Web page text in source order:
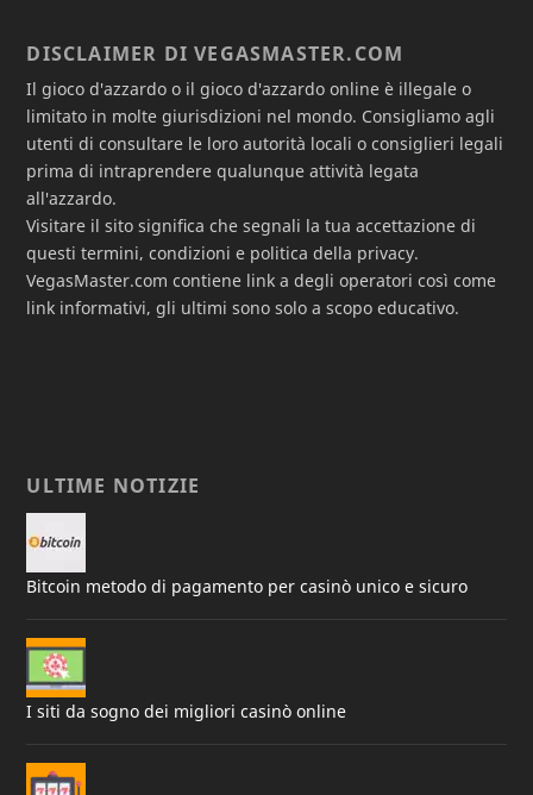
DISCLAIMER DI VEGASMASTER.COM
Il gioco d'azzardo o il gioco d'azzardo online è illegale o
limitato in molte giurisdizioni nel mondo. Consigliamo agli
utenti di consultare le loro autorità locali o consiglieri legali
prima di intraprendere qualunque attività legata
all'azzardo.
Visitare il sito significa che segnali la tua accettazione di
questi termini, condizioni e politica della privacy.
VegasMaster.com contiene link a degli operatori così come
link informativi, gli ultimi sono solo a scopo educativo.
ULTIME NOTIZIE
Bitcoin metodo di pagamento per casinò unico e sicuro
I siti da sogno dei migliori casinò online